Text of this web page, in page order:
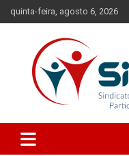
to
quinta-feira, agosto 6, 2026
Sinproep-DF
Ensino do Distrito Federal